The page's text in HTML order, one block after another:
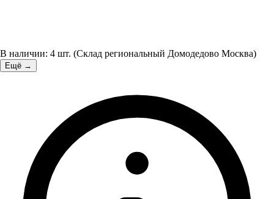
В наличии: 4 шт. (Склад региональный Домодедово Москва)
Ещё →